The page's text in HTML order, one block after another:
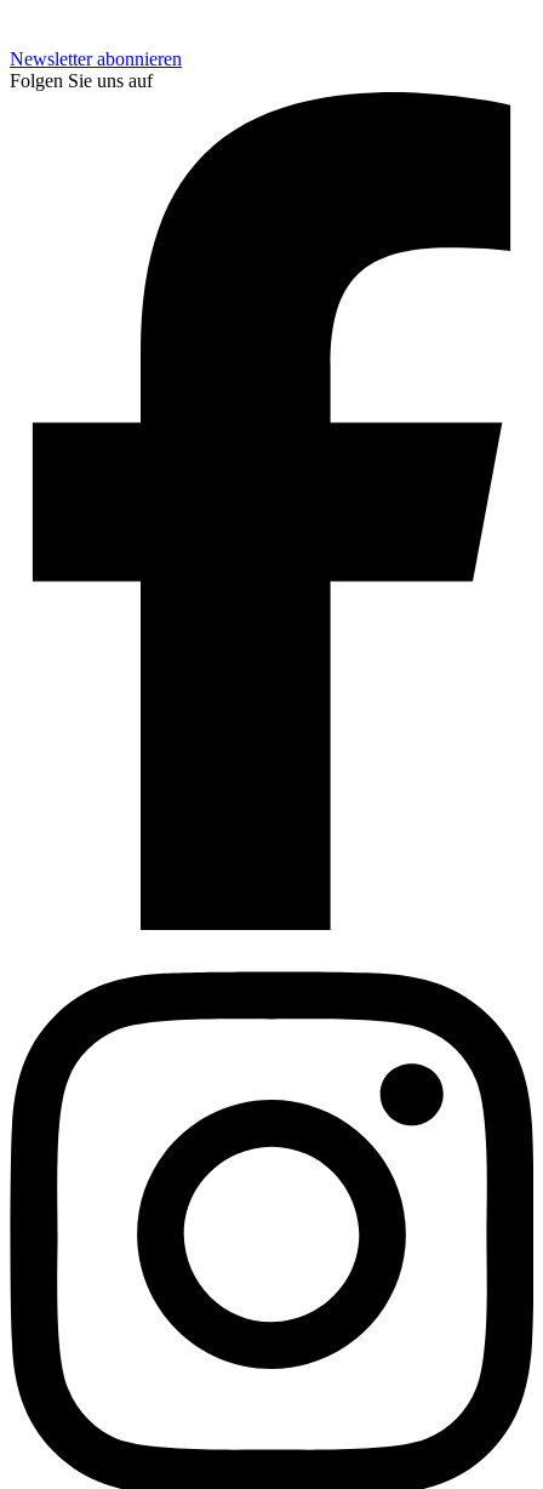
Newsletter abonnieren
Folgen Sie uns auf